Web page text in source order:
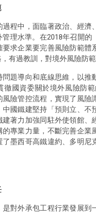
程中，面臨著政治、經
理水準。在2018年召開
求企業要完善風險防範
有過教訓，對境外風險防
題導向和底線思維，以
徹國資委關於境外風險防
險管控流程，實現了風險
國鐵建堅持「預則立、
著力加強同駐外使領館
專業力量，不斷完善企
了墨西哥高鐵違約、多明
是對外承包工程行業發展